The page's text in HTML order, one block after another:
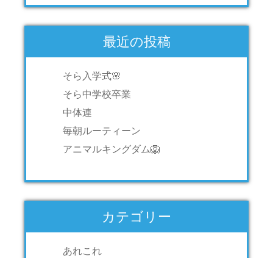
最近の投稿
そら入学式🌸
そら中学校卒業
中体連
毎朝ルーティーン
アニマルキングダム🦁
カテゴリー
あれこれ